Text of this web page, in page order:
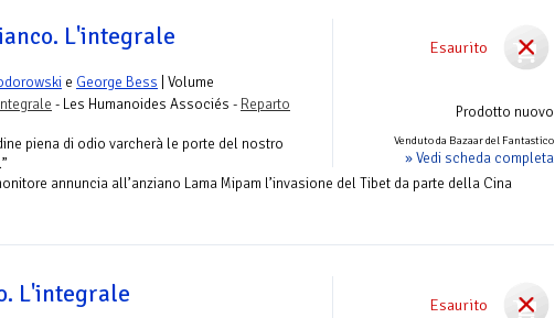
Esaurito
Prodotto nuovo
Venduto da Bazaar del Fantastico
» Vedi scheda completa
L'integrale
e George Bess | Volume
- Les Humanoides Associés - Reparto
piena di odio varcherà le porte del nostro
annuncia all’anziano Lama Mipam l’invasione del Tibet da parte della Cina
Esaurito
L'integrale